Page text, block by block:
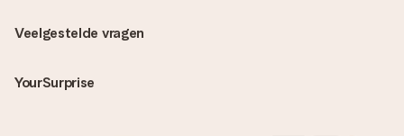
Veelgestelde vragen
YourSurprise